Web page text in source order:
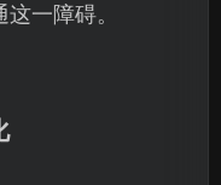
一障碍。